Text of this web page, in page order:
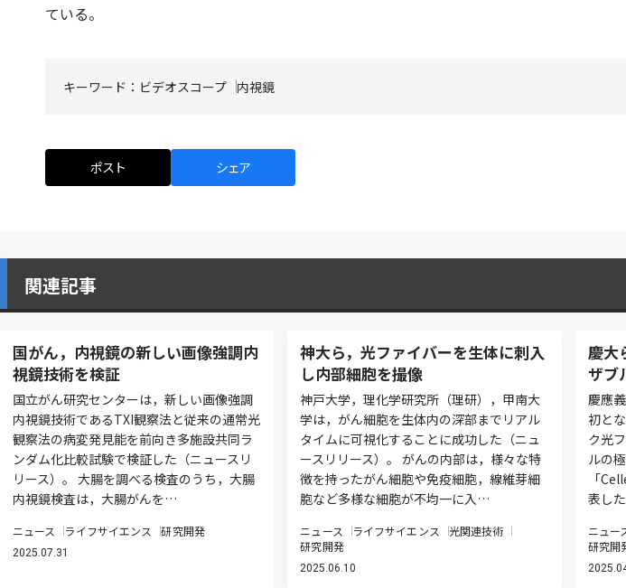
ている。
キーワード： ビデオスコープ 内視鏡
ポスト シェア
関連記事
国がん，内視鏡の新しい画像強調内
視鏡技術を検証
国立がん研究センターは，新しい画像強調
内視鏡技術であるTXI観察法と従来の通常光
観察法の病変発見能を前向き多施設共同ラ
ンダム化比較試験で検証した（ニュースリ
リース）。 大腸を調べる検査のうち，大腸
内視鏡検査は，大腸がんを…
ニュース ライフサイエンス 研究開発
2025.07.31
神大ら，光ファイバーを生体に刺入
し内部細胞を撮像
神戸大学，理化学研究所（理研），甲南大
学は，がん細胞を生体内の深部までリアル
タイムに可視化することに成功した（ニュ
ースリリース）。 がんの内部は，様々な特
徴を持ったがん細胞や免疫細胞，線維芽細
胞など多様な細胞が不均一に入…
ニュース ライフサイエンス
光関連技術
研究開発
2025.06.10
慶大
ザブ
慶應
初と
ク光
ルの
「
表し
ニュー
研究開